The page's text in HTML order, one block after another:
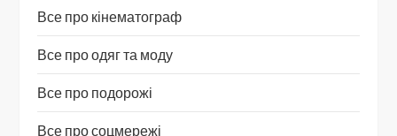
Все про кінематограф
Все про одяг та моду
Все про подорожі
Все про соцмережі